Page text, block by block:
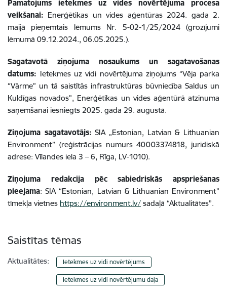
Pamatojums ietekmes uz vides novērtējuma procesa
veikšanai: Enerģētikas un vides aģentūras 2024. gada 2.
maijā pieņemtais lēmums Nr. 5-02-1/25/2024 (grozījumi
lēmumā 09.12.2024., 06.05.2025.).
Sagatavotā ziņojuma nosaukums un sagatavošanas
datums: Ietekmes uz vidi novērtējuma ziņojums “Vēja parka
“Vārme” un tā saistītās infrastruktūras būvniecība Saldus un
Kuldīgas novados”, Enerģētikas un vides aģentūrā atzinuma
saņemšanai iesniegts 2025. gada 29. augustā.
Ziņojuma sagatavotājs: SIA „Estonian, Latvian & Lithuanian
Environment” (reģistrācijas numurs 40003374818, juridiskā
adrese: Vīlandes iela 3 – 6, Rīga, LV-1010).
Ziņojuma redakcija pēc sabiedriskās apspriešanas
pieejama: SIA “Estonian, Latvian & Lithuanian Environment”
tīmekļa vietnes https://environment.lv/ sadaļā “Aktualitātes”.
Saistītas tēmas
Aktualitātes: Ietekmes uz vidi novērtējums
Ietekmes uz vidi novērtējumu daļa